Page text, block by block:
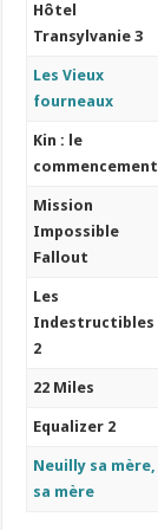
Hôtel
Transylvanie 3
Les Vieux
fourneaux
Kin : le
commencement
Mission
Impossible
Fallout
Les
Indestructibles
2
22 Miles
Equalizer 2
Neuilly sa mère,
sa mère